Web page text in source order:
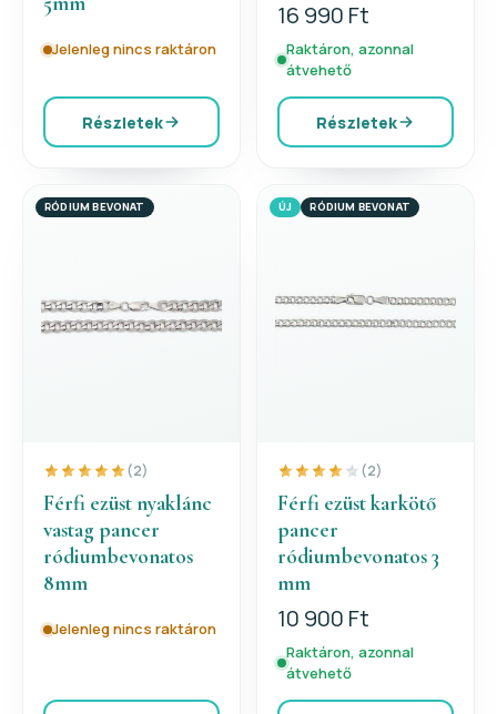
Jelenleg nincs raktáron
Részletek
16 990 Ft
Raktáron, azonnal
átvehető
Részletek
RÓDIUM BEVONAT
(2)
Férfi ezüst nyaklánc
vastag pancer
ródiumbevonatos
8mm
Jelenleg nincs raktáron
ÚJ RÓDIUM BEVONAT
(2)
Férfi ezüst karkötő
pancer
ródiumbevonatos 3
mm
10 900 Ft
Raktáron, azonnal
átvehető